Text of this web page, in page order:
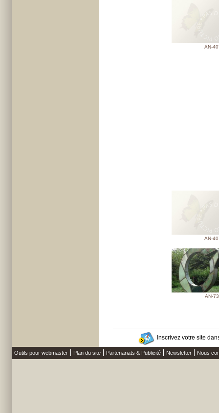
AN-
AN-
AN-
Inscrivez votre site
Outils pour webmaster Plan du site Partenariats & Publicité Newsletter Nous